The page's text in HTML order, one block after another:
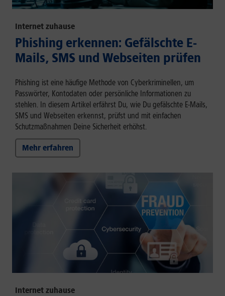
Internet zuhause
Phishing erkennen: Gefälschte E-
Mails, SMS und Webseiten prüfen
Phishing ist eine häufige Methode von Cyberkriminellen, um
Passwörter, Kontodaten oder persönliche Informationen zu
stehlen. In diesem Artikel erfährst Du, wie Du gefälschte E-Mails,
SMS und Webseiten erkennst, prüfst und mit einfachen
Schutzmaßnahmen Deine Sicherheit erhöhst.
Mehr erfahren
Internet zuhause